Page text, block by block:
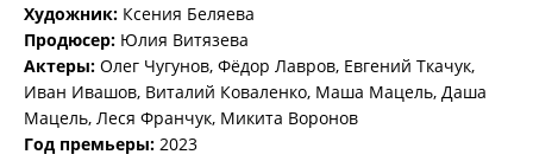
Художник: Ксения Беляева
Продюсер: Юлия Витязева
Актеры: Олег Чугунов, Фёдор Лавров, Евгений Ткачук,
Иван Ивашов, Виталий Коваленко, Маша Мацель, Даша
Мацель, Леся Франчук, Микита Воронов
Год премьеры: 2023